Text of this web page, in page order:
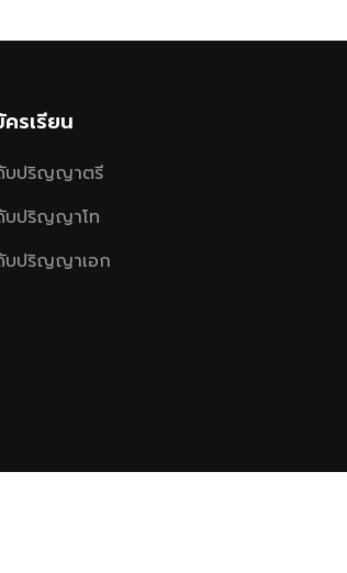
รเรียน
บปริญญาตรี
บปริญญาโท
บปริญญาเอก